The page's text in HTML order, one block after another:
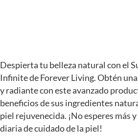
Despierta tu belleza natural con el
Infinite de Forever Living. Obtén
y radiante con este avanzado
beneficios de sus ingredientes
piel rejuvenecida. ¡No esperes más
diaria de cuidado de la piel!